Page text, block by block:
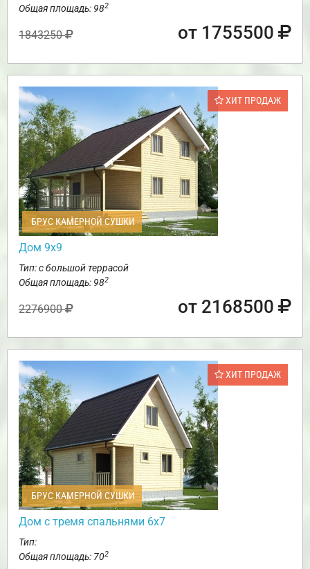
Общая площадь: 982
1843250 от 1755500
ХИТ ПРОДАЖ
БРУС КАМЕРНОЙ СУШКИ
Дом 9х9
Тип: с большой террасой
Общая площадь: 982
2276900 от 2168500
ХИТ ПРОДАЖ
БРУС КАМЕРНОЙ СУШКИ
Дом с тремя спальнями 6х7
Тип:
Общая площадь: 702